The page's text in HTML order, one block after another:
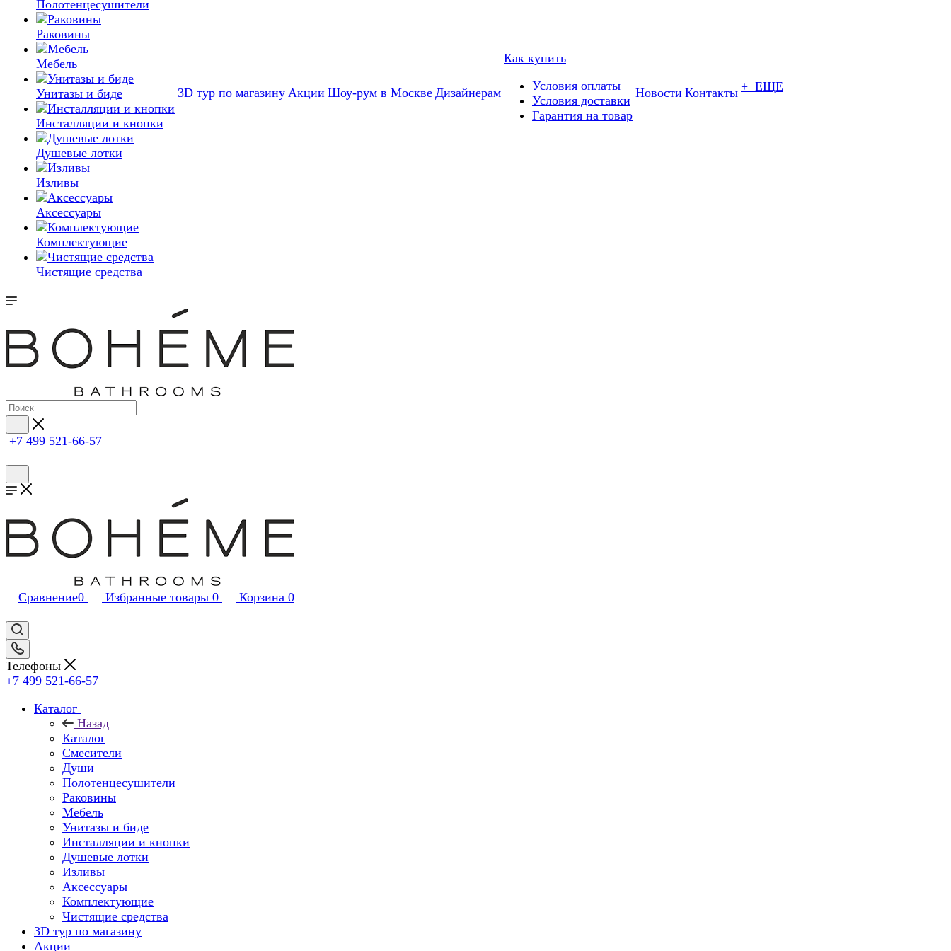
Полотенцесушители
Раковины
Мебель
Унитазы и биде
Инсталляции и кнопки
Душевые лотки
Изливы
Аксессуары
Комплектующие
Чистящие средства
3D тур по магазину Акции Шоу-рум в Москве Дизайнерам
Как купить
Условия оплаты
Условия доставки
Гарантия на товар
Новости Контакты + ЕЩЕ
+7 499 521-66-57
Сравнение0 Избранные товары 0 Корзина 0
Телефоны
+7 499 521-66-57
Каталог
Назад
Каталог
Смесители
Души
Полотенцесушители
Раковины
Мебель
Унитазы и биде
Инсталляции и кнопки
Душевые лотки
Изливы
Аксессуары
Комплектующие
Чистящие средства
3D тур по магазину
Акции